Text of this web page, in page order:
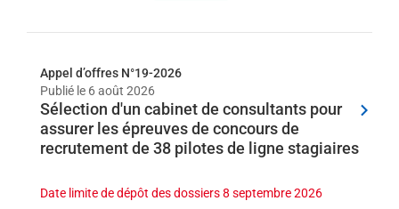
navigate
content.
Appel d’offres N°19-2026
Publié le 6 août 2026
Sélection d'un cabinet de consultants pour
assurer les épreuves de concours de
recrutement de 38 pilotes de ligne stagiaires
Date limite de dépôt des dossiers8 septembre 2026